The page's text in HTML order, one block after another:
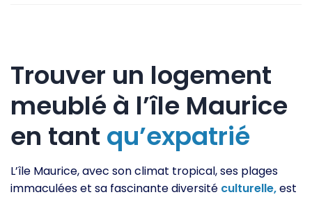
Trouver un logement
meublé à l’île Maurice
en tant qu’expatrié
L’île Maurice, avec son climat tropical, ses plages
immaculées et sa fascinante diversité culturelle,est